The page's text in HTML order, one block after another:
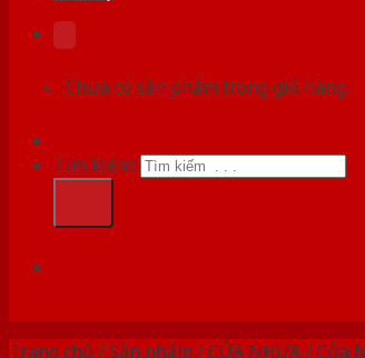
Chưa có sản phẩm trong giỏ hàng.
Tìm kiếm:
Trang chủ /Sản phẩm /CỬA NHỰA/Cửa